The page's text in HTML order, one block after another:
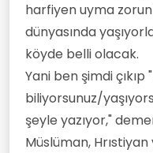
harfiyen uyma
dünyasında
köyde belli olacak.
Yani ben şimdi çıkıp
biliyorsunuz/
şeyle yazıyor,"
Müslüman,